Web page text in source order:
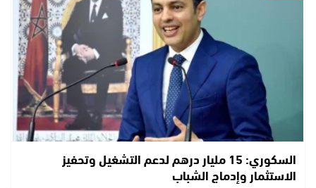
السكوري: 15 مليار درهم لدعم التشغيل وتحفيز
الاستثمار وإدماج الشباب